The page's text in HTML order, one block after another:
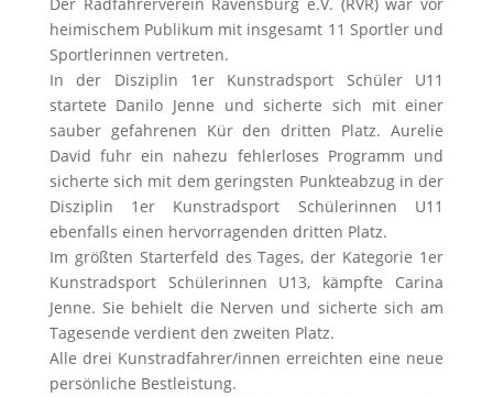
heimischem Publikum mit insgesamt 11 Sportler und
Sportlerinnen vertreten.
In der Disziplin 1er Kunstradsport Schüler U11
startete Danilo Jenne und sicherte sich mit einer
sauber gefahrenen Kür den dritten Platz. Aurelie
David fuhr ein nahezu fehlerloses Programm und
sicherte sich mit dem geringsten Punkteabzug in der
Disziplin 1er Kunstradsport Schülerinnen U11
ebenfalls einen hervorragenden dritten Platz.
Im größten Starterfeld des Tages, der Kategorie 1er
Kunstradsport Schülerinnen U13, kämpfte Carina
Jenne. Sie behielt die Nerven und sicherte sich am
Tagesende verdient den zweiten Platz.
Alle drei Kunstradfahrer/innen erreichten eine neue
persönliche Bestleistung.